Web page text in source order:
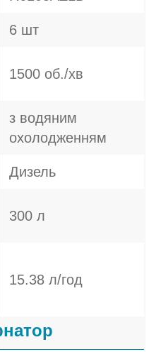
6 шт
1500 об./хв
з водяним
охолодженням
Дизель
300 л
15.38 л/год